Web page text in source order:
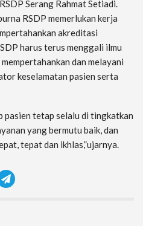
Serang Rahmat Setiadi.
RSDP memerlukan kerja
akreditasi
harus terus menggali ilmu
dan melayani
keselamatan pasien serta
pasien tetap selalu di tingkatkan
yang bermutu baik, dan
tepat dan ikhlas,”ujarnya.